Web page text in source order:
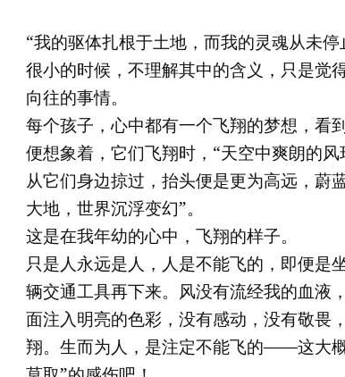
“我的驱体扎根于土地，而我的灵魂从未
很小的时候，不理解其中的含义，只是觉
向往的事情。
每个孩子，心中都有一个飞翔的梦想，看
便想象着，它们飞翔时，“天空中爽朗的
从它们身边掠过，抬头便是更为高远，蔚
大地，世界沉浮变幻”。
这是在我年幼的心中，飞翔的样子。
只是人永远是人，人是不能飞的，即便是
辆交通工具再下来。风没有流经我的血液
面注入明亮的色彩，没有感动，没有敬畏
翔。生而为人，是注定不能飞的——这大